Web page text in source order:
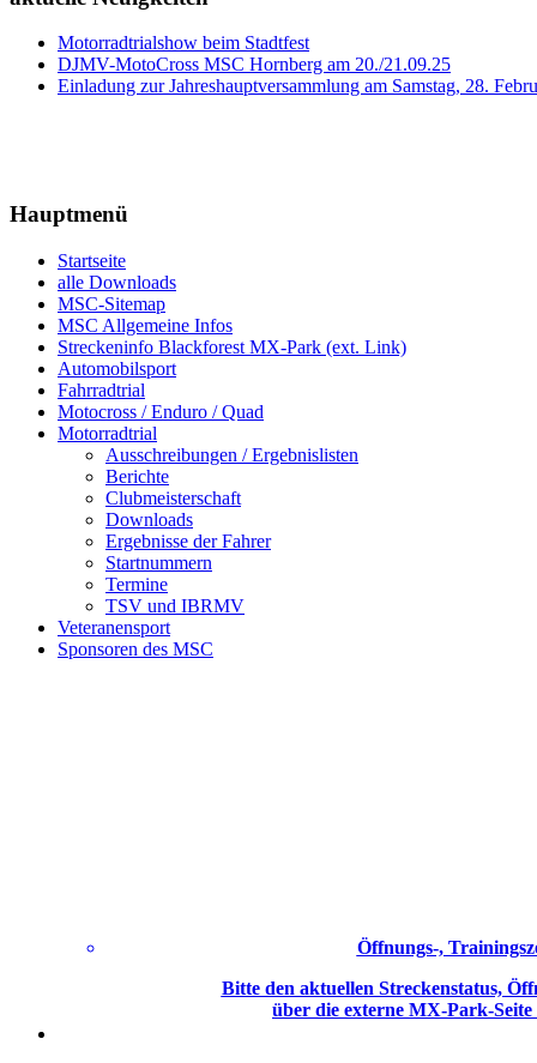
Motorradtrialshow beim Stadtfest
DJMV-MotoCross MSC Hornberg am 20./21.09.25
Einladung zur Jahreshauptversammlung am Samstag, 28.
Hauptmenü
Startseite
alle Downloads
MSC-Sitemap
MSC Allgemeine Infos
Streckeninfo Blackforest MX-Park (ext. Link)
Automobilsport
Fahrradtrial
Motocross / Enduro / Quad
Motorradtrial
Ausschreibungen / Ergebnislisten
Berichte
Clubmeisterschaft
Downloads
Ergebnisse der Fahrer
Startnummern
Termine
TSV und IBRMV
Veteranensport
Sponsoren des MSC
Öffnungs-,
Bitte den aktuellen Streckenstatus,
über die externe MX-Park-Seite